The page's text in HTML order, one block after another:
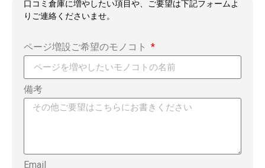
口コミ倉庫に増やしたい項目や、ご要望は下記フォームよ
りご連絡くださいませ。
ページ増設ご希望のモノコト
備考
Email